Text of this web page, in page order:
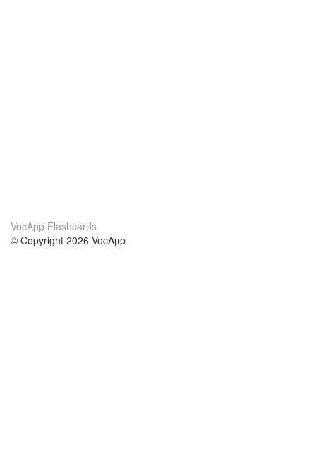
VocApp Flashcards
© Copyright 2026 VocApp